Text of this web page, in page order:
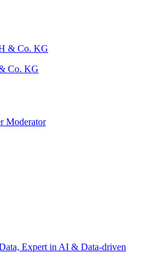
Co. KG
Moderator
Expert in AI & Data-driven